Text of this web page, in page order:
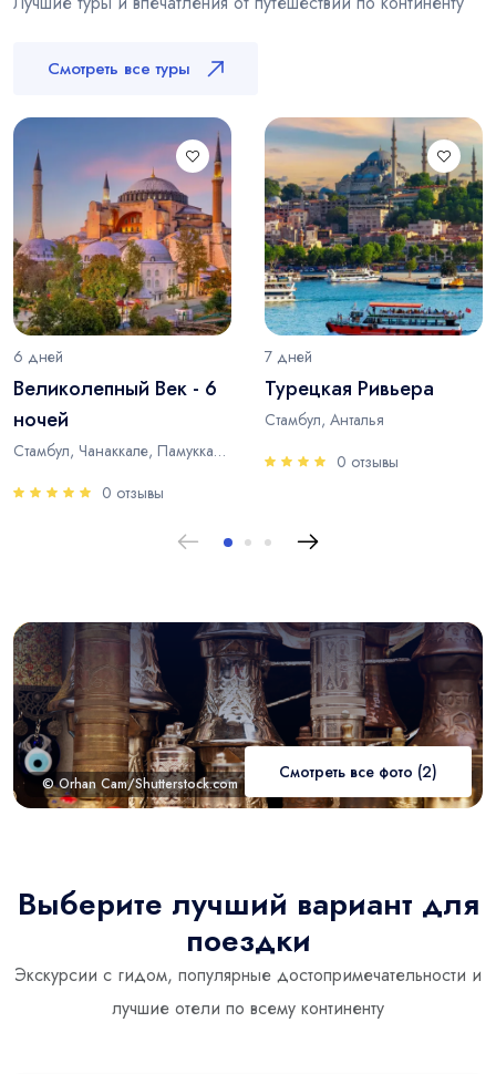
Смотреть все туры
6 дней
Великолепный Век - 6
ночей
Стамбул, Чанаккале, Памуккале, Анталья
0 отзывы
7 дней
Турецкая Ривьера
Стамбул, Анталья
0 отзывы
© Orhan Cam/Shutterstock.com
Смотреть все фото (2)
Выберите лучший вариант для
поездки
Экскурсии с гидом, популярные достопримечательности и
лучшие отели по всему континенту